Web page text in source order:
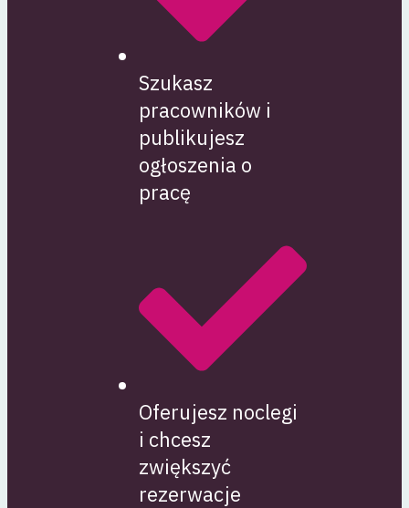
Szukasz
pracowników i
publikujesz
ogłoszenia o
pracę
Oferujesz noclegi
i chcesz
zwiększyć
rezerwacje